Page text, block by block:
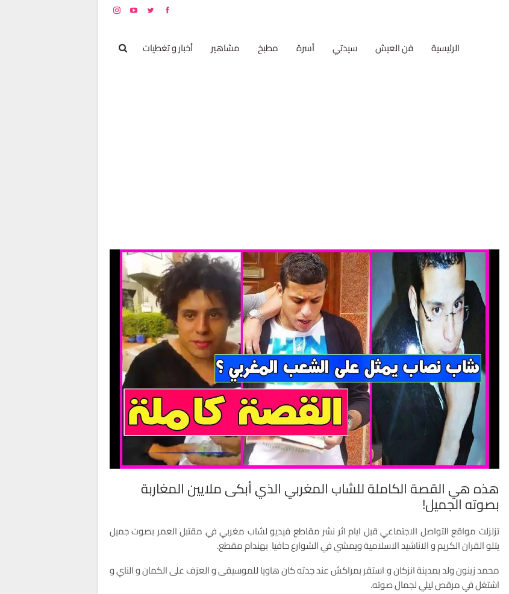
الرئيسية فن العيش سيدتي أسرة مطبخ مشاهير أخبار و تغطيات
هذه هي القصة الكاملة للشاب المغربي الذي أبكى ملايين المغاربة
بصوته الجميل!
تزلزلت مواقع التواصل الاجتماعي قبل ايام اثر نشر مقاطع فيديو لشاب مغربي في مقتبل العمر بصوت جميل
يتلو القران الكريم و الاناشيد الاسلامية ويمشي في الشوارع حافيا بهندام مقطع.
محمد زينون ولد بمدينة انزكان و استقر بمراكش عند جدته كان هاويا للموسيقى و العزف على الكمان و الناي و
اشتغل في مرقص ليلي لجمال صوته.